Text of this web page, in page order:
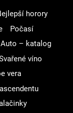
horory
Počasí
Auto – katalog
víno
vera